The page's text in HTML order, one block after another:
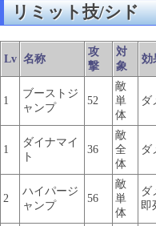
リミット技/シド
Lv 名称
攻
撃
対
象
効
1
ブーストジ
ャンプ
52
敵
単
体
ダ
1
ダイナマイ
ト
36
敵
全
体
ダ
2
ハイパージ
ャンプ
56
敵
単
体
ダ
即